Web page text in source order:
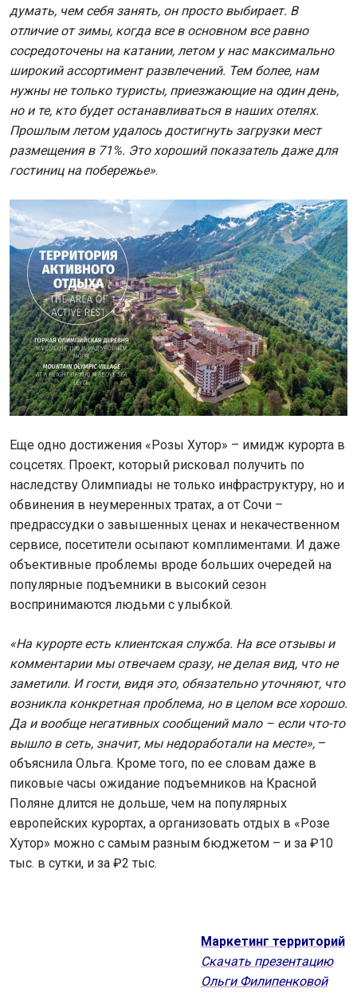
думать, чем себя занять, он просто выбирает. В
отличие от зимы, когда все в основном все равно
сосредоточены на катании, летом у нас максимально
широкий ассортимент развлечений. Тем более, нам
нужны не только туристы, приезжающие на один день,
но и те, кто будет останавливаться в наших отелях.
Прошлым летом удалось достигнуть загрузки мест
размещения в 71%. Это хороший показатель даже для
гостиниц на побережье».
Еще одно достижения «Розы Хутор» – имидж курорта в
соцсетях. Проект, который рисковал получить по
наследству Олимпиады не только инфраструктуру, но и
обвинения в неумеренных тратах, а от Сочи –
предрассудки о завышенных ценах и некачественном
сервисе, посетители осыпают комплиментами. И даже
объективные проблемы вроде больших очередей на
популярные подъемники в высокий сезон
воспринимаются людьми с улыбкой.
«На курорте есть клиентская служба. На все отзывы и
комментарии мы отвечаем сразу, не делая вид, что не
заметили. И гости, видя это, обязательно уточняют, что
возникла конкретная проблема, но в целом все хорошо.
Да и вообще негативных сообщений мало – если что-то
вышло в сеть, значит, мы недоработали на месте», –
объяснила Ольга. Кроме того, по ее словам даже в
пиковые часы ожидание подъемников на Красной
Поляне длится не дольше, чем на популярных
европейских курортах, а организовать отдых в «Розе
Хутор» можно с самым разным бюджетом – и за ₽10
тыс. в сутки, и за ₽2 тыс.
Маркетинг территорий
Скачать презентацию
Ольги Филипенковой